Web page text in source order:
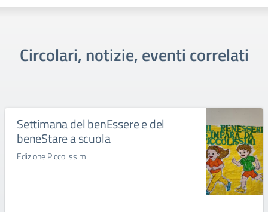
Circolari, notizie, eventi correlati
Settimana del benEssere e del
beneStare a scuola
Edizione Piccolissimi